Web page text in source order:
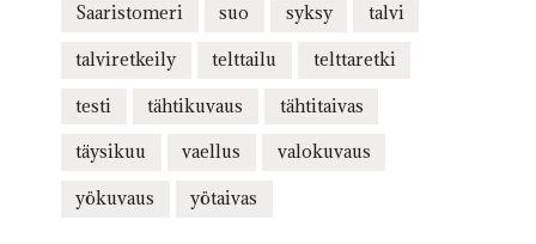
Saaristomeri suo syksy talvi
talviretkeily telttailu telttaretki
testi tähtikuvaus tähtitaivas
täysikuu vaellus valokuvaus
yökuvaus yötaivas